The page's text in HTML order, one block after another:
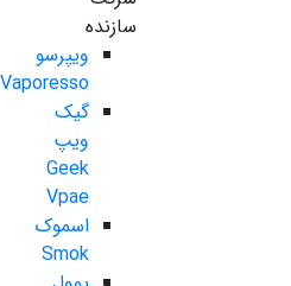
سازنده
ویپرسو
Vaporesso
گیک
ویپ
Geek
Vpae
اسموک
Smok